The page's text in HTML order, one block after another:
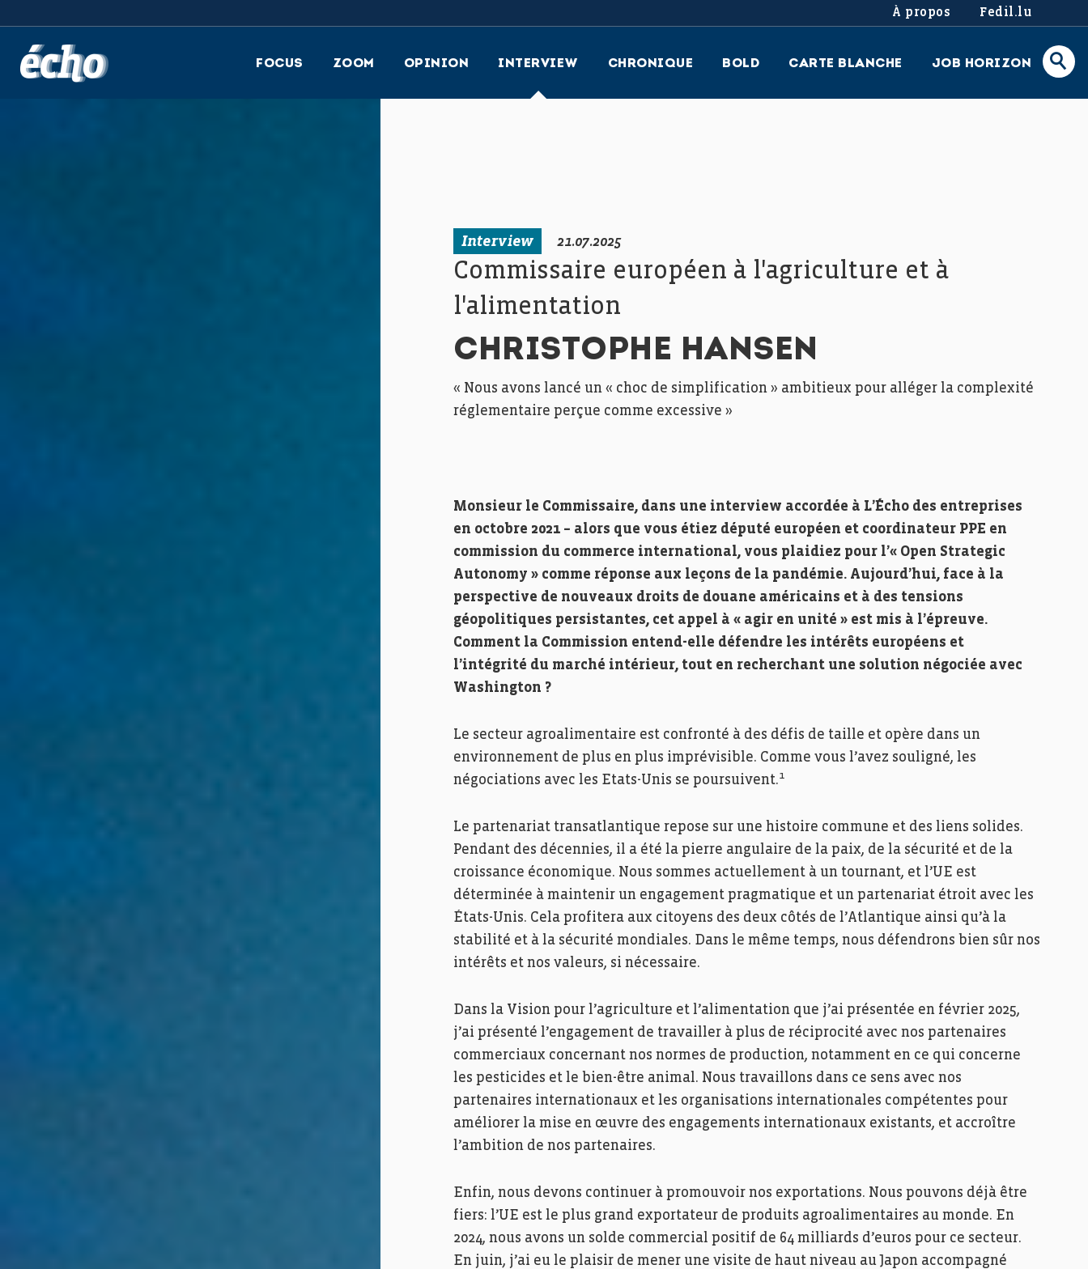
À propos Fedil.lu
FOCUS ZOOM OPINION INTERVIEW CHRONIQUE BOLD CARTE BLANCHE JOB HORIZON
Interview 21.07.2025
Commissaire européen à l'agriculture et à
l'alimentation
CHRISTOPHE HANSEN
« Nous avons lancé un « choc de simplification » ambitieux pour alléger la complexité
réglementaire perçue comme excessive »
Monsieur le Commissaire, dans une interview accordée à L’Écho des entreprises
en octobre 2021 – alors que vous étiez député européen et coordinateur PPE en
commission du commerce international, vous plaidiez pour l’« Open Strategic
Autonomy » comme réponse aux leçons de la pandémie. Aujourd’hui, face à la
perspective de nouveaux droits de douane américains et à des tensions
géopolitiques persistantes, cet appel à « agir en unité » est mis à l’épreuve.
Comment la Commission entend-elle défendre les intérêts européens et
l’intégrité du marché intérieur, tout en recherchant une solution négociée avec
Washington ?
Le secteur agroalimentaire est confronté à des défis de taille et opère dans un
environnement de plus en plus imprévisible. Comme vous l’avez souligné, les
négociations avec les Etats-Unis se poursuivent.1
Le partenariat transatlantique repose sur une histoire commune et des liens solides.
Pendant des décennies, il a été la pierre angulaire de la paix, de la sécurité et de la
croissance économique. Nous sommes actuellement à un tournant, et l’UE est
déterminée à maintenir un engagement pragmatique et un partenariat étroit avec les
États-Unis. Cela profitera aux citoyens des deux côtés de l’Atlantique ainsi qu’à la
stabilité et à la sécurité mondiales. Dans le même temps, nous défendrons bien sûr nos
intérêts et nos valeurs, si nécessaire.
Dans la Vision pour l’agriculture et l’alimentation que j’ai présentée en février 2025,
j’ai présenté l’engagement de travailler à plus de réciprocité avec nos partenaires
commerciaux concernant nos normes de production, notamment en ce qui concerne
les pesticides et le bien-être animal. Nous travaillons dans ce sens avec nos
partenaires internationaux et les organisations internationales compétentes pour
améliorer la mise en œuvre des engagements internationaux existants, et accroître
l’ambition de nos partenaires.
Enfin, nous devons continuer à promouvoir nos exportations. Nous pouvons déjà être
fiers: l’UE est le plus grand exportateur de produits agroalimentaires au monde. En
2024, nous avons un solde commercial positif de 64 milliards d’euros pour ce secteur.
En juin, j’ai eu le plaisir de mener une visite de haut niveau au Japon accompagné